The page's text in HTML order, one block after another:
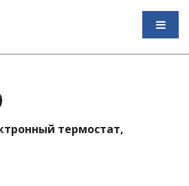
термостат,